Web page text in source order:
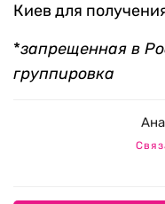
Киев для
*запрещенная в
группировка